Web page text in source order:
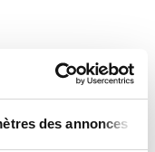
des annonces